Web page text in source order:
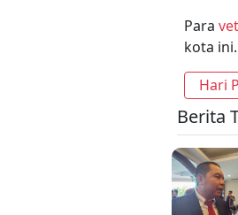
Para
kota
Hari
Berita